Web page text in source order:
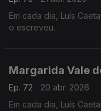
Em cada dia, Luís
o escreveu.
Margarida Vale
Ep. 72
20 abr. 2026
Em cada dia, Luís